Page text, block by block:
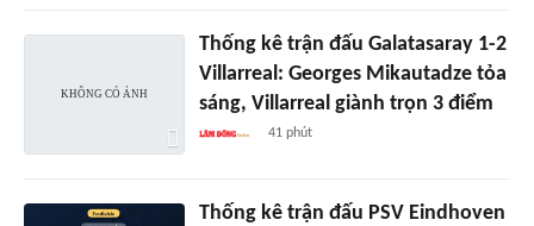
Thống kê trận đấu Galatasaray 1-2
Villarreal: Georges Mikautadze tỏa
sáng, Villarreal giành trọn 3 điểm
41 phút
Thống kê trận đấu PSV Eindhoven